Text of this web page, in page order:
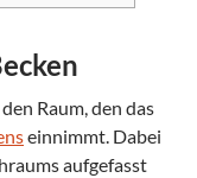
Raum, den das
einnimmt. Dabei
aufgefasst